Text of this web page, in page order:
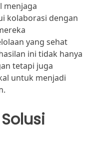
menjaga
kolaborasi dengan
yang sehat
ini tidak hanya
tetapi juga
untuk menjadi